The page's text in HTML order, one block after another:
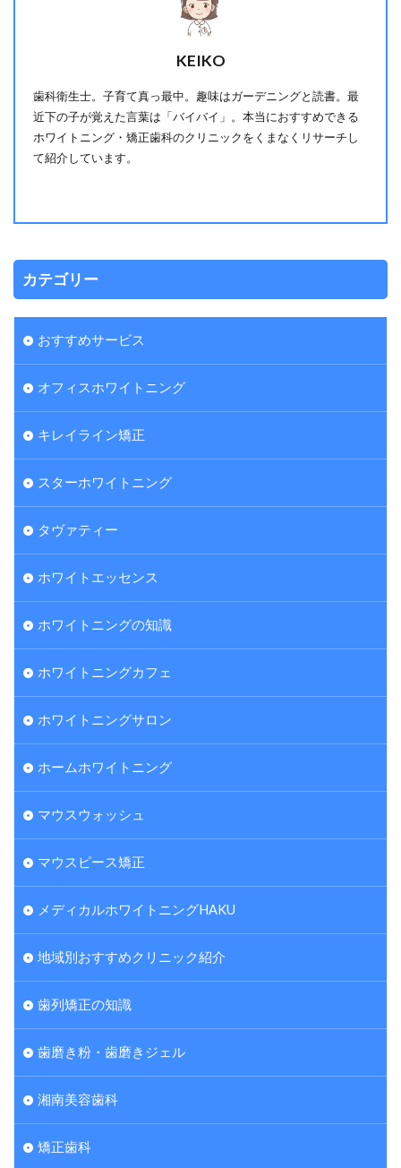
KEIKO
歯科衛生士。子育て真っ最中。趣味はガーデニングと読書。最
近下の子が覚えた言葉は「バイバイ」。本当におすすめできる
ホワイトニング・矯正歯科のクリニックをくまなくリサーチし
て紹介しています。
カテゴリー
おすすめサービス
オフィスホワイトニング
キレイライン矯正
スターホワイトニング
タヴァティー
ホワイトエッセンス
ホワイトニングの知識
ホワイトニングカフェ
ホワイトニングサロン
ホームホワイトニング
マウスウォッシュ
マウスピース矯正
メディカルホワイトニングHAKU
地域別おすすめクリニック紹介
歯列矯正の知識
歯磨き粉・歯磨きジェル
湘南美容歯科
矯正歯科